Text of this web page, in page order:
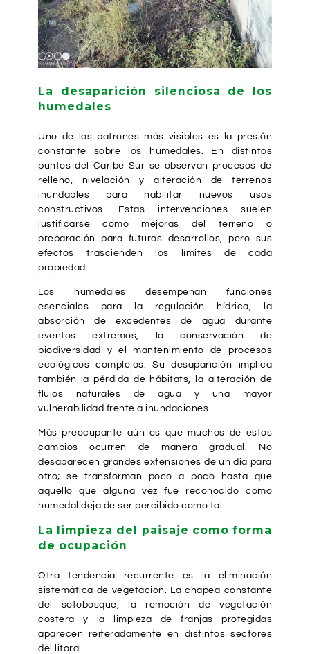
La desaparición silenciosa de los
humedales
Uno de los patrones más visibles es la presión
constante sobre los humedales. En distintos
puntos del Caribe Sur se observan procesos de
relleno, nivelación y alteración de terrenos
inundables para habilitar nuevos usos
constructivos. Estas intervenciones suelen
justificarse como mejoras del terreno o
preparación para futuros desarrollos, pero sus
efectos trascienden los límites de cada
propiedad.
Los humedales desempeñan funciones
esenciales para la regulación hídrica, la
absorción de excedentes de agua durante
eventos extremos, la conservación de
biodiversidad y el mantenimiento de procesos
ecológicos complejos. Su desaparición implica
también la pérdida de hábitats, la alteración de
flujos naturales de agua y una mayor
vulnerabilidad frente a inundaciones.
Más preocupante aún es que muchos de estos
cambios ocurren de manera gradual. No
desaparecen grandes extensiones de un día para
otro; se transforman poco a poco hasta que
aquello que alguna vez fue reconocido como
humedal deja de ser percibido como tal.
La limpieza del paisaje como forma
de ocupación
Otra tendencia recurrente es la eliminación
sistemática de vegetación. La chapea constante
del sotobosque, la remoción de vegetación
costera y la limpieza de franjas protegidas
aparecen reiteradamente en distintos sectores
del litoral.